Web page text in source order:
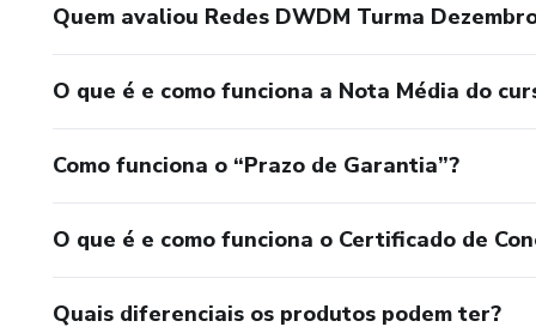
Quem avaliou Redes DWDM Turma
O que é e como funciona a Nota Média do
Como funciona o “Prazo de Garantia”?
O que é e como funciona o Certificado de
Quais diferenciais os produtos podem ter?